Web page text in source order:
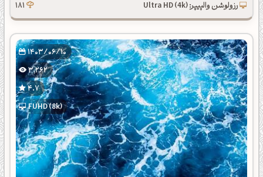
رزولوشن والپیپر: Ultra HD (4k) 181
1403/06/10
3,262
4.7
FUHD (8k)